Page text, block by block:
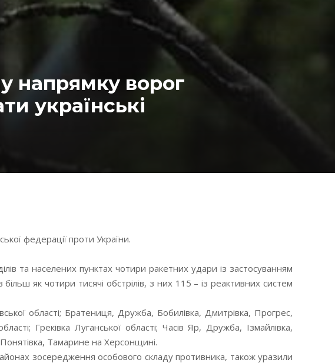
напрямку ворог
українські
федерації проти України.
та населених пунктах чотири ракетних удари із застосуванням
як чотири тисячі обстрілів, з них 115 – із реактивних систем
області; Братениця, Дружба, Бобилівка, Дмитрівка, Прогрес,
Греківка Луганської області; Часів Яр, Дружба, Ізмайлівка,
Тамарине на Херсонщині.
зосередження особового складу противника, також уразили